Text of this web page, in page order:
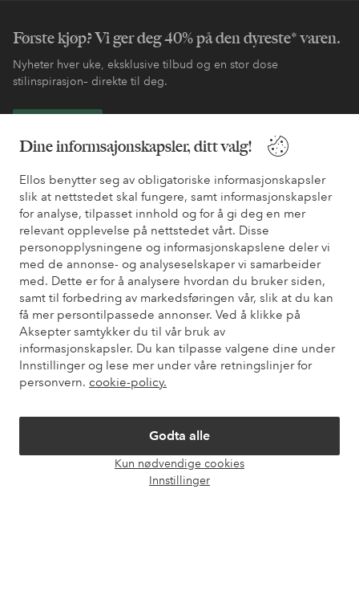
Dine informsajonskapsler, ditt valg!
Ellos benytter seg av obligatoriske informasjonskapsler
slik at nettstedet skal fungere, samt informasjonskapsler
for analyse, tilpasset innhold og for å gi deg en mer
relevant opplevelse på nettstedet vårt. Disse
personopplysningene og informasjonskapslene deler vi
med de annonse- og analyseselskaper vi samarbeider
med. Dette er for å analysere hvordan du bruker siden,
samt til forbedring av markedsføringen vår, slik at du kan
få mer persontilpassede annonser. Ved å klikke på
Aksepter samtykker du til vår bruk av
informasjonskapsler. Du kan tilpasse valgene dine under
Innstillinger og lese mer under våre retningslinjer for
personvern. cookie-policy.
Godta alle
Kun nødvendige cookies
Innstillinger
Første kjøp? Vi ger deg 40% på den dyreste* varen.
Nyheter hver uke, eksklusive tilbud og en stor dose
stilinspirasjon– direkte til deg.
Trenger du hjelp?
Du finner svar på de vanligste spørsmålene i vår FAQ. Du finner
også informasjon om hvordan du kan kontakte oss.
Kundeservice Bestilling Betalingsmåte
Mine sider
Om Ellos